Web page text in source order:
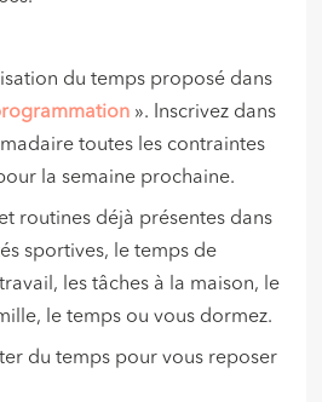
du temps proposé dans
». Inscrivez dans
toutes les contraintes
la semaine prochaine.
routines déjà présentes dans
sportives, le temps de
les tâches à la maison, le
le temps ou vous dormez.
du temps pour vous reposer